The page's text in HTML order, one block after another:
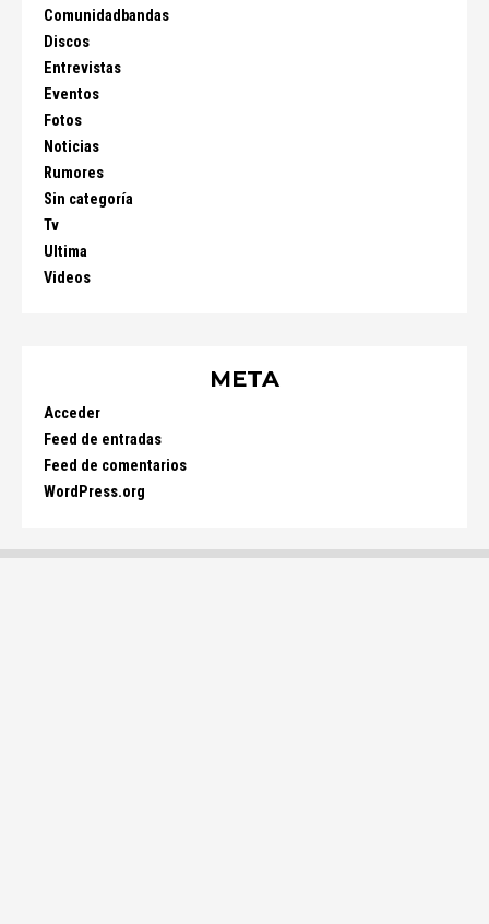
Comunidadbandas
Discos
Entrevistas
Eventos
Fotos
Noticias
Rumores
Sin categoría
Tv
Ultima
Videos
META
Acceder
Feed de entradas
Feed de comentarios
WordPress.org